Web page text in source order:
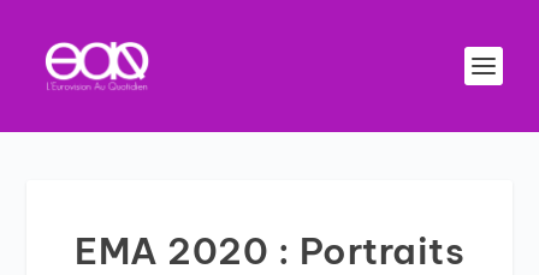
EMA 2020 : Portraits